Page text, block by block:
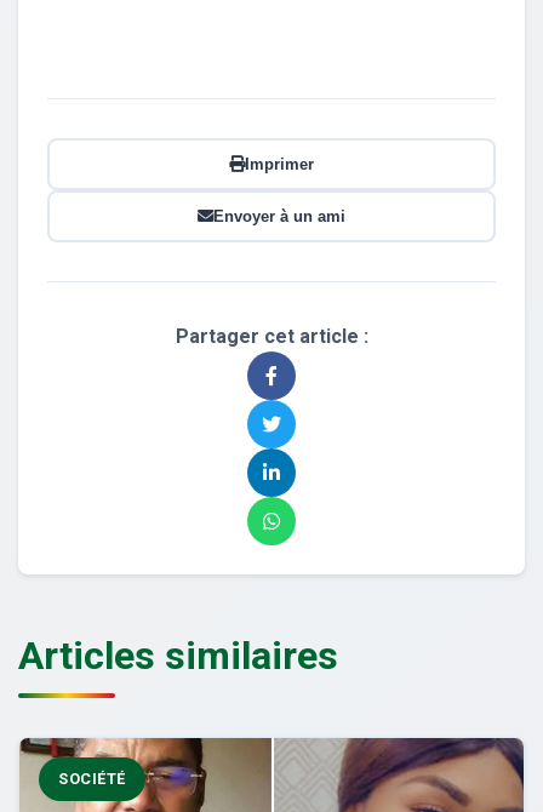
Imprimer
Envoyer à un ami
Partager cet article :
Articles similaires
SOCIÉTÉ